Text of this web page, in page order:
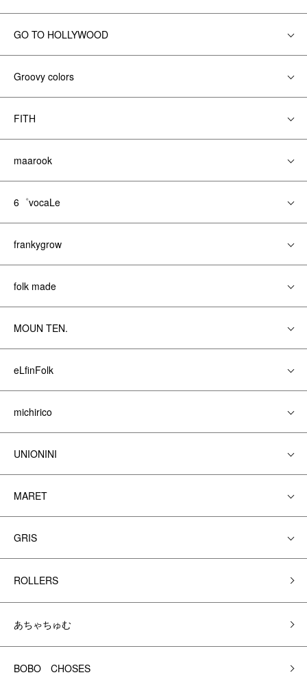
GO TO HOLLYWOOD
Groovy colors
FITH
maarook
6゜vocaLe
frankygrow
folk made
MOUN TEN.
eLfinFolk
michirico
UNIONINI
MARET
GRIS
ROLLERS
あちゃちゅむ
BOBO CHOSES